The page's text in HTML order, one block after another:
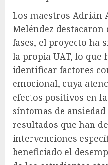
Los maestros Adrián
Meléndez
fases, el proyecto ha
la propia UAT, lo que
identificar factores
emocional, cuya
efectos positivos en
síntomas de
resultados que han
intervenciones
beneficiado el